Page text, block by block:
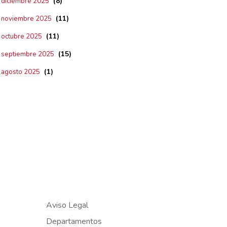
noviembre 2025 (11)
octubre 2025 (11)
septiembre 2025 (15)
agosto 2025 (1)
Aviso Legal
Departamentos